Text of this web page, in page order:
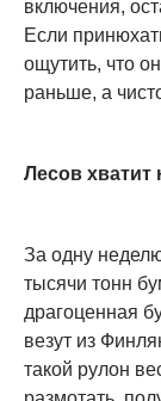
включения,
Если
ощутить, что
раньше, а
Лесов хватит
За одну
тысячи тонн
драгоценная
везут из
такой рулон